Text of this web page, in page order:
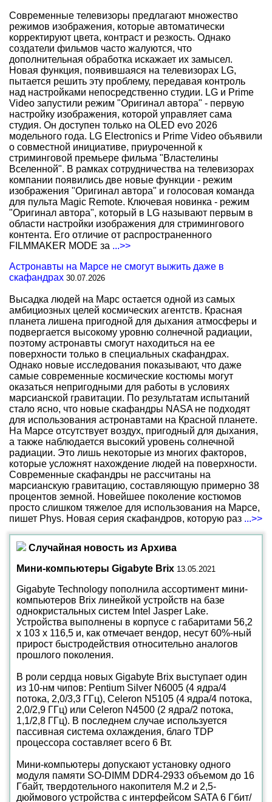
Современные телевизоры предлагают множество
режимов изображения, которые автоматически
корректируют цвета, контраст и резкость. Однако
создатели фильмов часто жалуются, что
дополнительная обработка искажает их замысел.
Новая функция, появившаяся на телевизорах LG,
пытается решить эту проблему, передавая контроль
над настройками непосредственно студии. LG и Prime
Video запустили режим "Оригинал автора" - первую
настройку изображения, которой управляет сама
студия. Он доступен только на OLED evo 2026
модельного года. LG Electronics и Prime Video объявили
о совместной инициативе, приуроченной к
стриминговой премьере фильма "Властелины
Вселенной". В рамках сотрудничества на телевизорах
компании появились две новые функции - режим
изображения "Оригинал автора" и голосовая команда
для пульта Magic Remote. Ключевая новинка - режим
"Оригинал автора", который в LG называют первым в
области настройки изображения для стримингового
контента. Его отличие от распространенного
FILMMAKER MODE за ...>>
Астронавты на Марсе не смогут выжить даже в
скафандрах 30.07.2026
Высадка людей на Марс остается одной из самых
амбициозных целей космических агентств. Красная
планета лишена пригодной для дыхания атмосферы и
подвергается высокому уровню солнечной радиации,
поэтому астронавты смогут находиться на ее
поверхности только в специальных скафандрах.
Однако новые исследования показывают, что даже
самые современные космические костюмы могут
оказаться непригодными для работы в условиях
марсианской гравитации. По результатам испытаний
стало ясно, что новые скафандры NASA не подходят
для использования астронавтами на Красной планете.
На Марсе отсутствует воздух, пригодный для дыхания,
а также наблюдается высокий уровень солнечной
радиации. Это лишь некоторые из многих факторов,
которые усложнят нахождение людей на поверхности.
Современные скафандры не рассчитаны на
марсианскую гравитацию, составляющую примерно 38
процентов земной. Новейшее поколение костюмов
просто слишком тяжелое для использования на Марсе,
пишет Phys. Новая серия скафандров, которую раз ...>>
Случайная новость из Архива
Мини-компьютеры Gigabyte Brix 13.05.2021
Gigabyte Technology пополнила ассортимент мини-
компьютеров Brix линейкой устройств на базе
однокристальных систем Intel Jasper Lake.
Устройства выполнены в корпусе с габаритами 56,2
x 103 x 116,5 и, как отмечает вендор, несут 60%-ный
прирост быстродействия относительно аналогов
прошлого поколения.
В роли сердца новых Gigabyte Brix выступает один
из 10-нм чипов: Pentium Silver N6005 (4 ядра/4
потока, 2,0/3,3 ГГц), Celeron N5105 (4 ядра/4 потока,
2,0/2,9 ГГц) или Celeron N4500 (2 ядра/2 потока,
1,1/2,8 ГГц). В последнем случае используется
пассивная система охлаждения, благо TDP
процессора составляет всего 6 Вт.
Мини-компьютеры допускают установку одного
модуля памяти SO-DIMM DDR4-2933 объемом до 16
Гбайт, твердотельного накопителя M.2 и 2,5-
дюймового устройства с интерфейсом SATA 6 Гбит/